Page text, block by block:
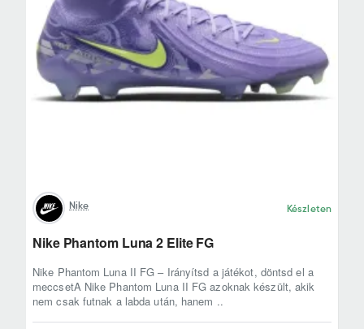
Nike Készleten
Nike Phantom Luna 2 Elite FG
Nike Phantom Luna II FG – Irányítsd a játékot, döntsd el a
meccsetA Nike Phantom Luna II FG azoknak készült, akik
nem csak futnak a labda után, hanem ..